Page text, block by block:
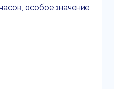
особое значение